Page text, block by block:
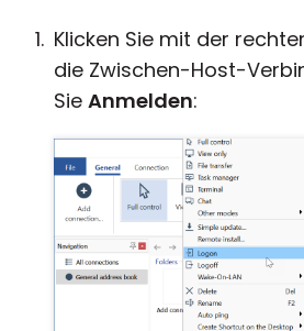
Klicken Sie mit der
die Zwischen-Host-
Sie Anmelden: